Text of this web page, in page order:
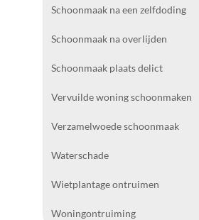
Schoonmaak na een zelfdoding
Schoonmaak na overlijden
Schoonmaak plaats delict
Vervuilde woning schoonmaken
Verzamelwoede schoonmaak
Waterschade
Wietplantage ontruimen
Woningontruiming